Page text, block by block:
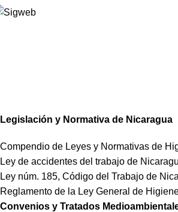
Legislación y Normativa de Nicaragua
Compendio de Leyes y Normativas de
Ley de accidentes del trabajo de
Ley núm. 185, Código del Trabajo de
Reglamento de la Ley General de
Convenios y Tratados